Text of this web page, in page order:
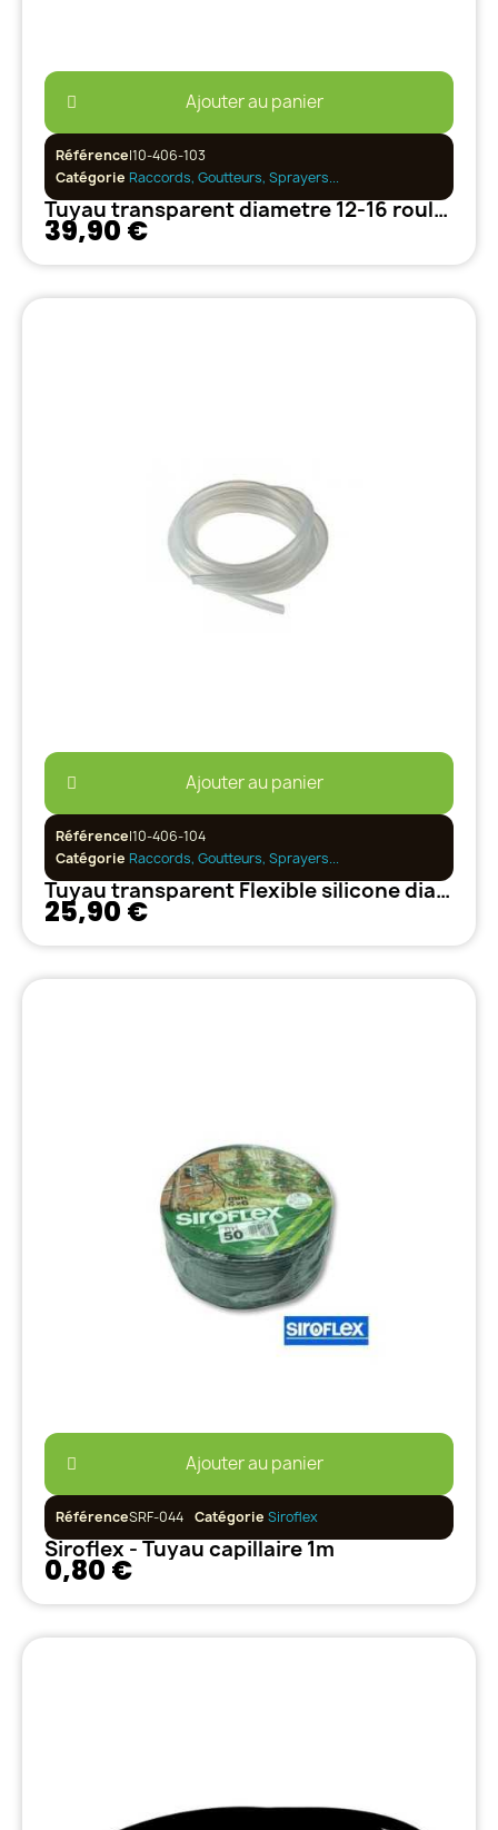
Ajouter au panier
RéférenceI10-406-103
Catégorie Raccords, Goutteurs, Sprayers...
Tuyau transparent diametre 12-16 rouleau de 20 M
39,90 €
Ajouter au panier
RéférenceI10-406-104
Catégorie Raccords, Goutteurs, Sprayers...
Tuyau transparent Flexible silicone diametre 4-6mm rouleau de 50 M
25,90 €
Ajouter au panier
RéférenceSRF-044 Catégorie Siroflex
Siroflex - Tuyau capillaire 1m
0,80 €